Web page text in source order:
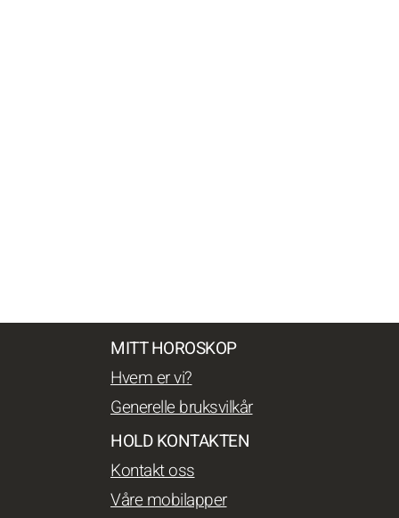
MITT HOROSKOP
Hvem er vi?
Generelle bruksvilkår
HOLD KONTAKTEN
Kontakt oss
Våre mobilapper